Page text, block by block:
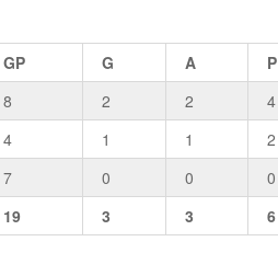
GP G A P
8 2 2 4
4 1 1 2
7 0 0 0
19 3 3 6